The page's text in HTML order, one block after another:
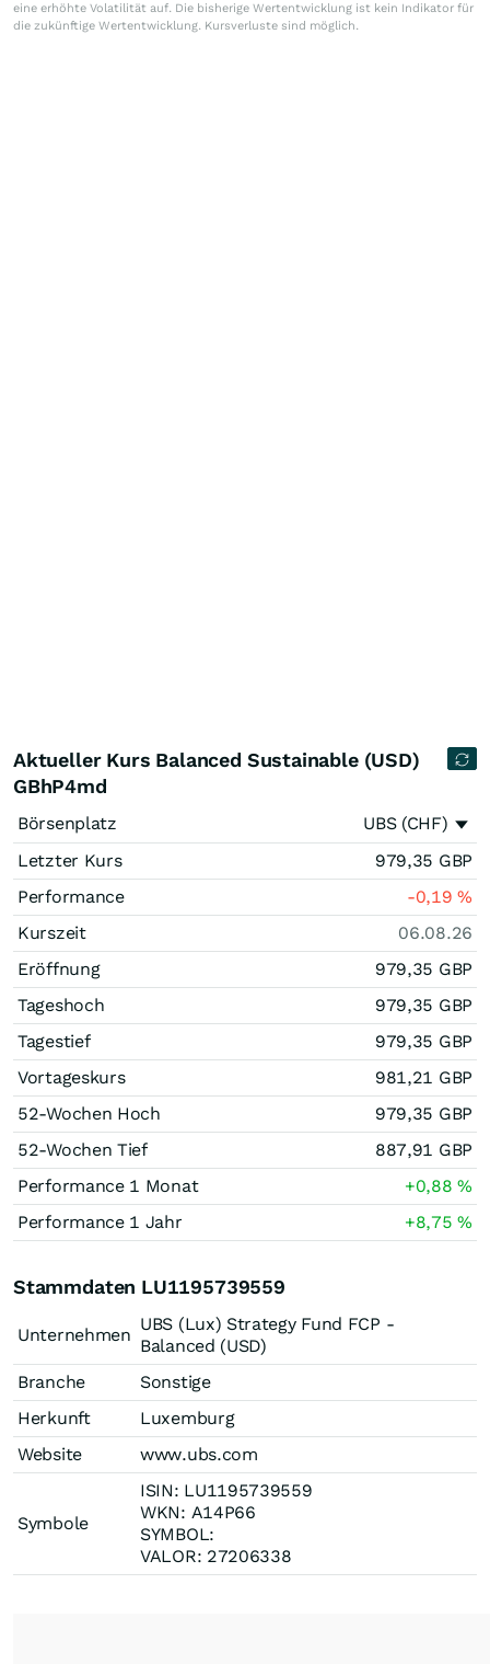
eine erhöhte Volatilität auf. Die bisherige Wertentwicklung ist kein Indikator für
die zukünftige Wertentwicklung. Kursverluste sind möglich.
Aktueller Kurs Balanced Sustainable (USD)
GBhP4md
Börsenplatz
UBS (CHF)
Letzter Kurs
979,35 GBP
Performance
-0,19%
Kurszeit
06.08.26
Eröffnung
979,35 GBP
Tageshoch
979,35 GBP
Tagestief
979,35 GBP
Vortageskurs
981,21 GBP
52-Wochen Hoch
979,35 GBP
52-Wochen Tief
887,91 GBP
Performance 1 Monat
+0,88%
Performance 1 Jahr
+8,75%
Stammdaten LU1195739559
Unternehmen
UBS (Lux) Strategy Fund FCP -
Balanced (USD)
Branche
Sonstige
Herkunft
Luxemburg
Website
www.ubs.com
Symbole
ISIN: LU1195739559
WKN: A14P66
SYMBOL:
VALOR: 27206338